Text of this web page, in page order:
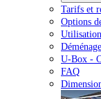
Tarifs et
Options
U-Box -
FAQ